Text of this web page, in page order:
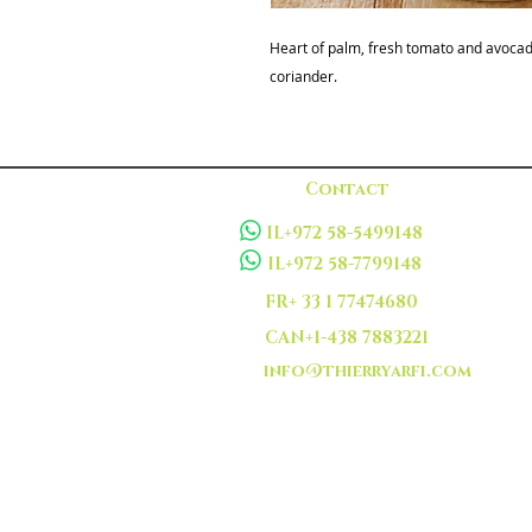
Heart of palm, fresh tomato and
coriander.
Contact
IL+972 58-5499148
IL+972 58-7799148
FR+ 33 1 77474680
CAN+1-438 7883221
info@thierryarfi.com